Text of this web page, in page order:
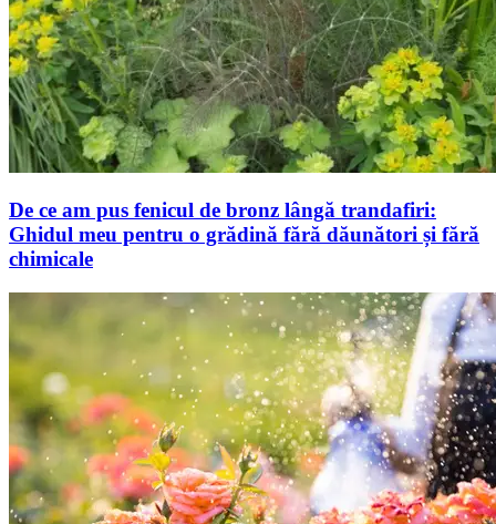
De ce am pus fenicul de bronz lângă trandafiri:
Ghidul meu pentru o grădină fără dăunători și fără
chimicale